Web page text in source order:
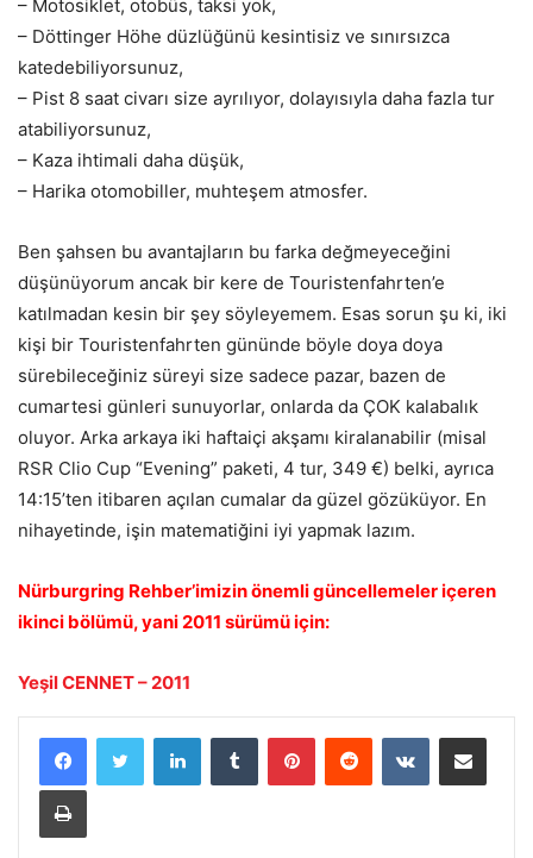
– Motosiklet, otobüs, taksi yok,
– Döttinger Höhe düzlüğünü kesintisiz ve sınırsızca
katedebiliyorsunuz,
– Pist 8 saat civarı size ayrılıyor, dolayısıyla daha fazla tur
atabiliyorsunuz,
– Kaza ihtimali daha düşük,
– Harika otomobiller, muhteşem atmosfer.
Ben şahsen bu avantajların bu farka değmeyeceğini
düşünüyorum ancak bir kere de Touristenfahrten’e
katılmadan kesin bir şey söyleyemem. Esas sorun şu ki, iki
kişi bir Touristenfahrten gününde böyle doya doya
sürebileceğiniz süreyi size sadece pazar, bazen de
cumartesi günleri sunuyorlar, onlarda da ÇOK kalabalık
oluyor. Arka arkaya iki haftaiçi akşamı kiralanabilir (misal
RSR Clio Cup “Evening” paketi, 4 tur, 349 €) belki, ayrıca
14:15’ten itibaren açılan cumalar da güzel gözüküyor. En
nihayetinde, işin matematiğini iyi yapmak lazım.
Nürburgring Rehber’imizin önemli güncellemeler içeren
ikinci bölümü, yani 2011 sürümü için:
Yeşil CENNET – 2011